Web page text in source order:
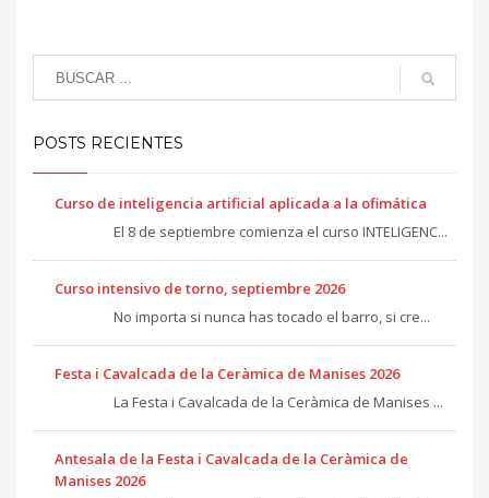
POSTS RECIENTES
Curso de inteligencia artificial aplicada a la ofimática
El 8 de septiembre comienza el curso INTELIGENC...
Curso intensivo de torno, septiembre 2026
No importa si nunca has tocado el barro, si cre...
Festa i Cavalcada de la Ceràmica de Manises 2026
La Festa i Cavalcada de la Ceràmica de Manises ...
Antesala de la Festa i Cavalcada de la Ceràmica de
Manises 2026